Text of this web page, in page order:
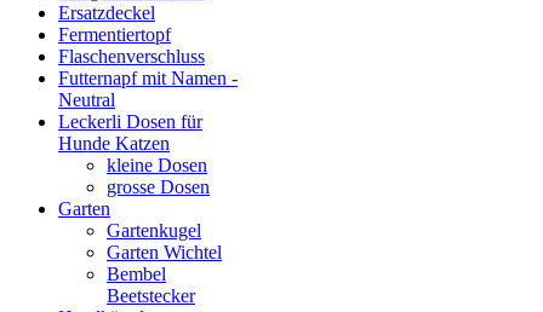
Ersatzdeckel
Fermentiertopf
Flaschenverschluss
Futternapf mit Namen -
Neutral
Leckerli Dosen für
Hunde Katzen
kleine Dosen
grosse Dosen
Garten
Gartenkugel
Garten Wichtel
Bembel
Beetstecker